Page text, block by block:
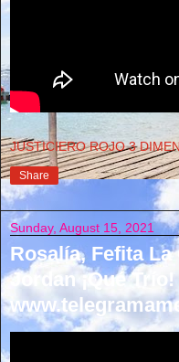
JUSTICIERO ROJO 3
Share
Sunday, August 15, 2021
Rosalía, Fefita
Jordan ¡Qué